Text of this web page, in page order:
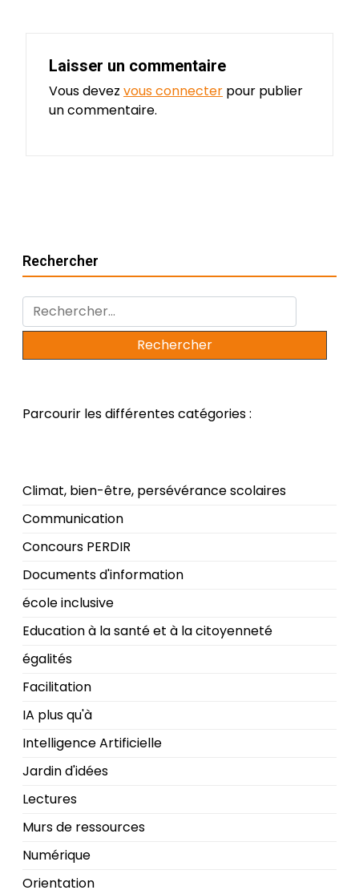
Laisser un commentaire
Vous devez vous connecter pour publier
un commentaire.
Rechercher
Rechercher :
Parcourir les différentes catégories :
Climat, bien-être, persévérance scolaires
Communication
Concours PERDIR
Documents d'information
école inclusive
Education à la santé et à la citoyenneté
égalités
Facilitation
IA plus qu'à
Intelligence Artificielle
Jardin d'idées
Lectures
Murs de ressources
Numérique
Orientation